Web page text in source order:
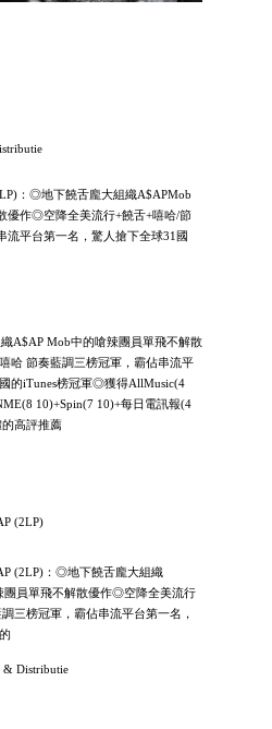
：◎地下饒舌龐大組織A$APMob
優作◎空降全美流行+饒舌+嘻哈/節
流平台第一名，驚人搶下全球31國
A$AP Mob中的嗆辣團員單飛不解散
哈 節奏藍調三榜冠軍，霸佔串流平
的iTunes榜冠軍◎獲得AllMusic(4
10)+Spin(7 10)+每日電訊報(4
高評推薦
(2LP)
(2LP)：◎地下饒舌龐大組織
團員單飛不解散優作◎空降全美流行
三榜冠軍，霸佔串流平台第一名，
& Distributie